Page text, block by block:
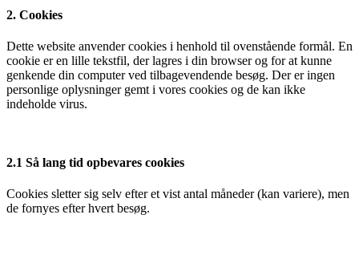
2. Cookies
Dette website anvender cookies i henhold til ovenstående formål. En
cookie er en lille tekstfil, der lagres i din browser og for at kunne
genkende din computer ved tilbagevendende besøg. Der er ingen
personlige oplysninger gemt i vores cookies og de kan ikke
indeholde virus.
2.1 Så lang tid opbevares cookies
Cookies sletter sig selv efter et vist antal måneder (kan variere), men
de fornyes efter hvert besøg.